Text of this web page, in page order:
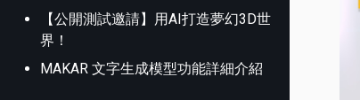
【公開測試邀請】用AI打造夢幻3D世
界！
MAKAR 文字生成模型功能詳細介紹